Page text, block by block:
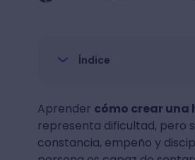
Índice
Aprender cómo crear una
representa dificultad, pero
constancia, empeño y